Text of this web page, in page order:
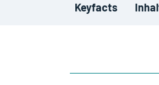
Keyfacts